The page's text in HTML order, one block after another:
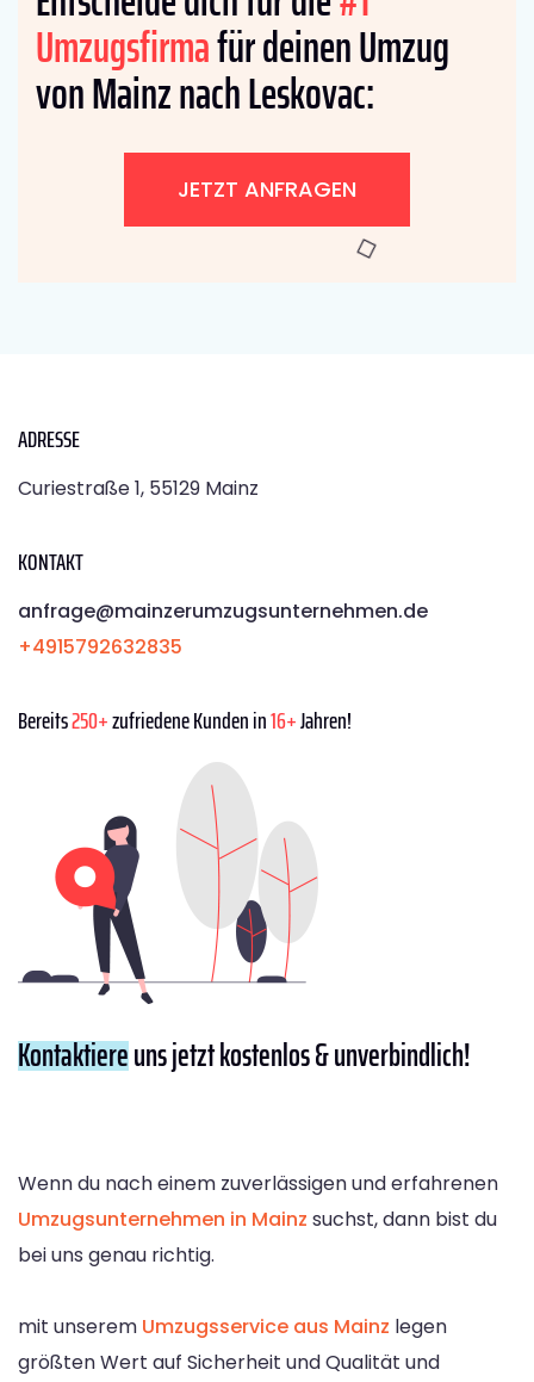
Umzugsfirmafür deinen Umzug
von Mainz nach Leskovac:
JETZT ANFRAGEN
ADRESSE
Curiestraße 1, 55129 Mainz
KONTAKT
anfrage@mainzerumzugsunternehmen.de
+4915792632835
Bereits250+zufriedene Kunden in16+Jahren!
Kontaktiereuns jetzt kostenlos & unverbindlich!
Wenn du nach einem zuverlässigen und erfahrenen
Umzugsunternehmen in Mainz suchst, dann bist du
bei uns genau richtig.
mit unserem Umzugsservice aus Mainz legen
größten Wert auf Sicherheit und Qualität und